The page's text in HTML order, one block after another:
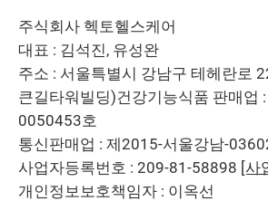
주식회사 헥토헬스케어
대표 : 김석진, 유성완
주소 : 서울특별시 강남구 테헤란로
큰길타워빌딩)건강기능식품 판매업
0050453호
통신판매업 : 제2015-서울강남-
사업자등록번호 : 209-81-58898 [사
개인정보보호책임자 : 이옥선